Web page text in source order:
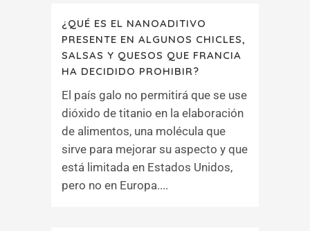
¿QUÉ ES EL NANOADITIVO
PRESENTE EN ALGUNOS CHICLES,
SALSAS Y QUESOS QUE FRANCIA
HA DECIDIDO PROHIBIR?
El país galo no permitirá que se use
dióxido de titanio en la elaboración
de alimentos, una molécula que
sirve para mejorar su aspecto y que
está limitada en Estados Unidos,
pero no en Europa....